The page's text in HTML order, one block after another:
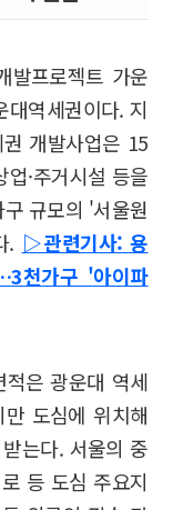
발프로젝트 가운
역세권이다. 지
개발사업은 15
·주거시설 등을
규모의 '서울원
. ▷관련기사: 용
천가구 '아이파
은 광운대 역세
도심에 위치해
는다. 서울의 중
등 도심 주요지